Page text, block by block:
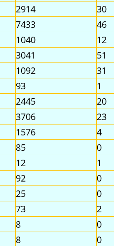
2914 30
7433 46
1040 12
3041 51
1092 31
93 1
2445 20
3706 23
1576 4
85 0
12 1
92 0
25 0
73 2
8 0
8 0